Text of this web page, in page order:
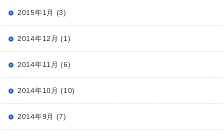
2015年1月 (3)
2014年12月 (1)
2014年11月 (6)
2014年10月 (10)
2014年9月 (7)